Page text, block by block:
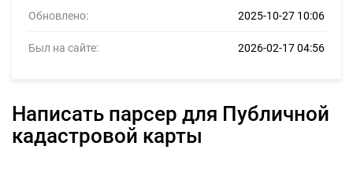
Обновлено: 2025-10-27 10:06
Был на сайте: 2026-02-17 04:56
Написать парсер для Публичной
кадастровой карты